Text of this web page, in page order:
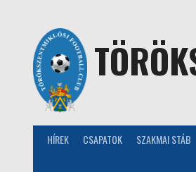
HÍREK CSAPATOK SZAKMAI STÁB